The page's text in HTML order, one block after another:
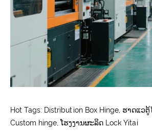
Hot Tags: Distribution Box Hinge, ຮາດແວ
Custom hinge, ໂຮງງານຜະລິດ Lock Yitai